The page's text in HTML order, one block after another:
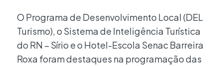
O Programa de Desenvolvimento Local (DEL
Turismo), o Sistema de Inteligência Turística
do RN – Sírio e o Hotel-Escola Senac Barreira
Roxa foram destaques na programação das